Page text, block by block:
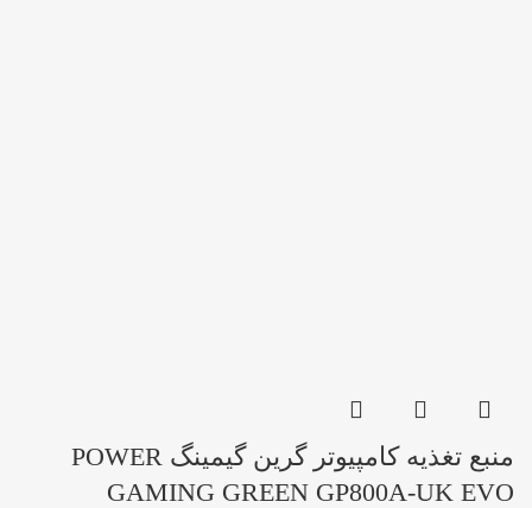
منبع تغذیه کامپیوتر گرین گیمینگ POWER
GAMING GREEN GP800A-UK EVO